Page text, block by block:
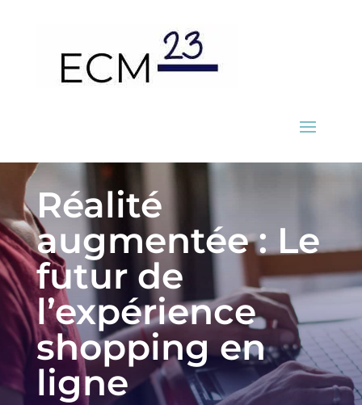
Réalité
augmentée : Le
futur de
l’expérience
shopping en
ligne